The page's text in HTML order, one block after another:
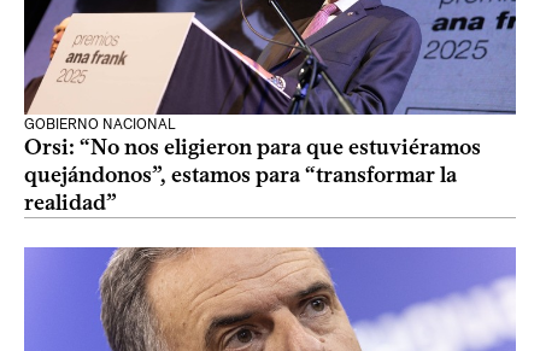
GOBIERNO NACIONAL
Orsi: “No nos eligieron para que estuviéramos
quejándonos”, estamos para “transformar la
realidad”